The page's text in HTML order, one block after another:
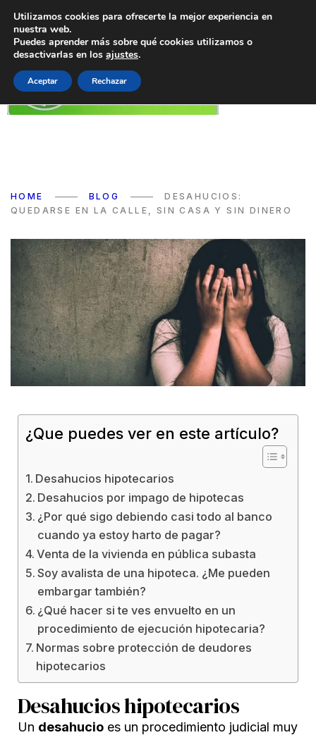
HOME BLOG
DESAHUCIOS:
QUEDARSE EN LA CALLE, SIN CASA Y SIN DINERO
¿Que puedes ver en este artículo?
Desahucios hipotecarios
Desahucios por impago de hipotecas
¿Por qué sigo debiendo casi todo al banco
cuando ya estoy harto de pagar?
Venta de la vivienda en pública subasta
Soy avalista de una hipoteca. ¿Me pueden
embargar también?
¿Qué hacer si te ves envuelto en un
procedimiento de ejecución hipotecaria?
Normas sobre protección de deudores
hipotecarios
Desahucios hipotecarios
Un desahucio es un procedimiento judicial muy
Utilizamos cookies para ofrecerte la mejor experiencia en
nuestra web.
Puedes aprender más sobre qué cookies utilizamos o
desactivarlas en los ajustes.
Aceptar Rechazar